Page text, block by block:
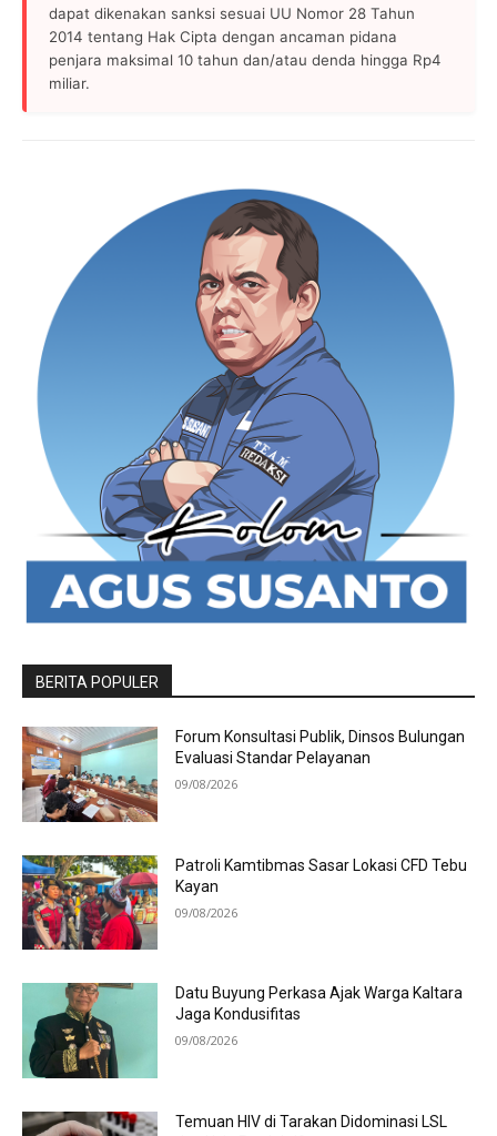
dapat dikenakan sanksi sesuai UU Nomor 28 Tahun
2014 tentang Hak Cipta dengan ancaman pidana
penjara maksimal 10 tahun dan/atau denda hingga Rp4
miliar.
BERITA POPULER
Forum Konsultasi Publik, Dinsos Bulungan
Evaluasi Standar Pelayanan
09/08/2026
Patroli Kamtibmas Sasar Lokasi CFD Tebu
Kayan
09/08/2026
Datu Buyung Perkasa Ajak Warga Kaltara
Jaga Kondusifitas
09/08/2026
Temuan HIV di Tarakan Didominasi LSL